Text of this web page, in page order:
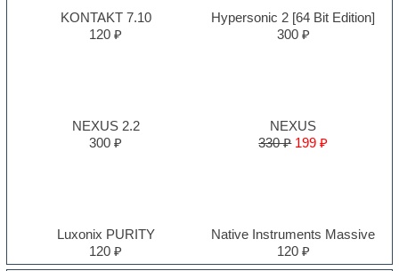
KONTAKT 7.10
120 ₽
Hypersonic 2 [64 Bit Edition]
300 ₽
NEXUS 2.2
300 ₽
NEXUS
330 ₽ 199 ₽
Luxonix PURITY
120 ₽
Native Instruments Massive
120 ₽